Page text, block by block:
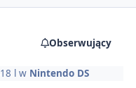
Obserwujący
18 l w Nintendo DS